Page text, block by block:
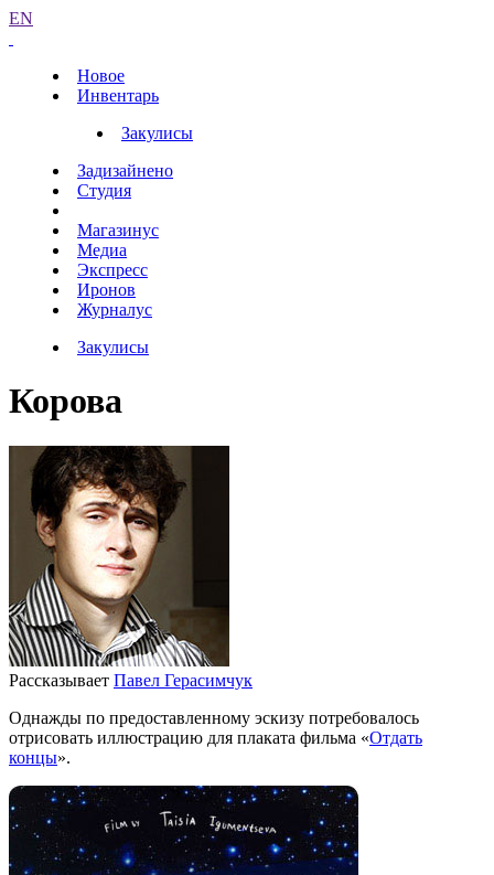
EN
Новое
Инвентарь
Закулисы
Задизайнено
Студия
Магазинус
Медиа
Экспресс
Иронов
Журналус
Закулисы
Корова
Рассказывает Павел Герасимчук
Однажды по предоставленному эскизу потребовалось
отрисовать иллюстрацию для плаката фильма «Отдать
концы».